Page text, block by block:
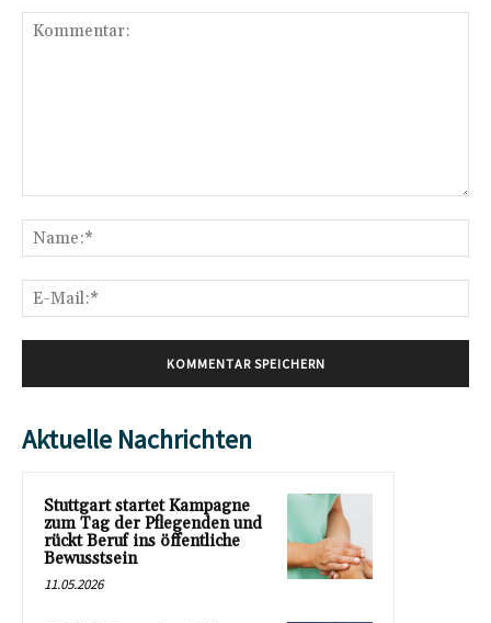
Aktuelle Nachrichten
Stuttgart startet Kampagne
zum Tag der Pflegenden und
rückt Beruf ins öffentliche
Bewusstsein
11.05.2026